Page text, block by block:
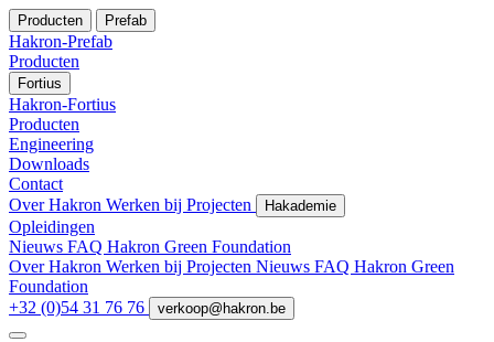
Producten Prefab
Hakron-Prefab
Producten
Fortius
Hakron-Fortius
Producten
Engineering
Downloads
Contact
Over Hakron Werken bij Projecten Hakademie
Opleidingen
Nieuws FAQ Hakron Green Foundation
Over Hakron Werken bij Projecten Nieuws FAQ Hakron Green
Foundation
+32 (0)54 31 76 76
verkoop@hakron.be